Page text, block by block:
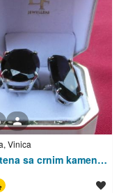
Dva prstena sa crnim kamenima
Vinica